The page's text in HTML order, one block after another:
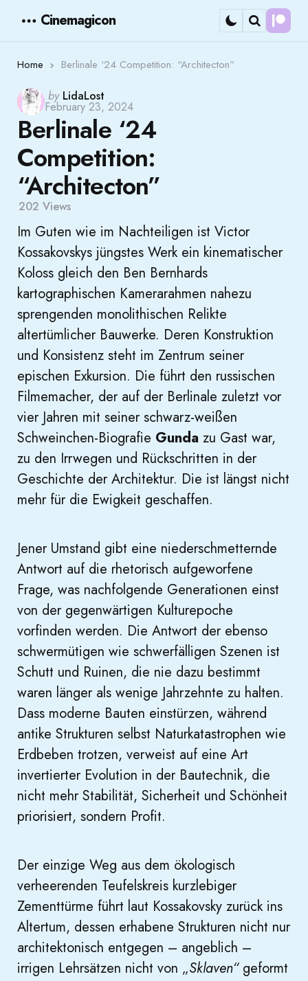
Cinemagicon
Search
Home Berlinale ‘24 Competition: “Architecton”
Posted
by
by LidaLost
February 23, 2024
Berlinale ‘24
Competition:
“Architecton”
202 Views
Im Guten wie im Nachteiligen ist Victor
Kossakovskys jüngstes Werk ein kinematischer
Koloss gleich den Ben Bernhards
kartographischen Kamerarahmen nahezu
sprengenden monolithischen Relikte
altertümlicher Bauwerke. Deren Konstruktion
und Konsistenz steht im Zentrum seiner
epischen Exkursion. Die führt den russischen
Filmemacher, der auf der Berlinale zuletzt vor
vier Jahren mit seiner schwarz-weißen
Schweinchen-Biografie Gunda zu Gast war,
zu den Irrwegen und Rückschritten in der
Geschichte der Architektur. Die ist längst nicht
mehr für die Ewigkeit geschaffen.
Jener Umstand gibt eine niederschmetternde
Antwort auf die rhetorisch aufgeworfene
Frage, was nachfolgende Generationen einst
von der gegenwärtigen Kulturepoche
vorfinden werden. Die Antwort der ebenso
schwermütigen wie schwerfälligen Szenen ist
Schutt und Ruinen, die nie dazu bestimmt
waren länger als wenige Jahrzehnte zu halten.
Dass moderne Bauten einstürzen, während
antike Strukturen selbst Naturkatastrophen wie
Erdbeben trotzen, verweist auf eine Art
invertierter Evolution in der Bautechnik, die
nicht mehr Stabilität, Sicherheit und Schönheit
priorisiert, sondern Profit.
Der einzige Weg aus dem ökologisch
verheerenden Teufelskreis kurzlebiger
Zementtürme führt laut Kossakovsky zurück ins
Altertum, dessen erhabene Strukturen nicht nur
architektonisch entgegen – angeblich –
irrigen Lehrsätzen nicht von „Sklaven“geformt